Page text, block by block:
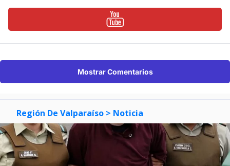
Mostrar Comentarios
Región De Valparaíso > Noticia